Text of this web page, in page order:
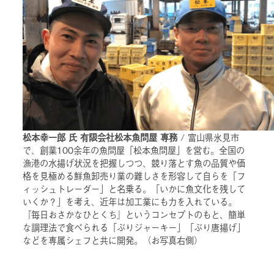
松本幸一郎 氏 有限会社松本魚問屋 専務/ 富山県氷見市
で、創業100余年の魚問屋「松本魚問屋」を営む。全国の
漁港の水揚げ状況を把握しつつ、競り落とす魚の品質や価
格を見極める鮮魚卸売り業の難しさを形容して自らを「フ
ィッシュトレーダー」と名乗る。「いかに魚文化を残して
いくか？」を考え、近年は加工業にも力を入れている。
『毎日おさかなひとくち』というコンセプトのもと、簡単
な調理法で食べられる「ぶりジャーキー」「ぶり唐揚げ」
などを専属シェフと共に開発。（お写真右側）